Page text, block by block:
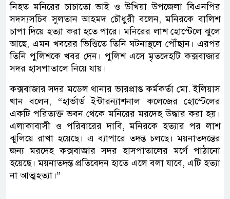
নিহত মনিরের চাচাতো ভাই ও উখিয়া উপজেলা বিএনপির
সদস্যসচিব সুলতান আহমদ চৌধুরী বলেন, মনিরকে বালিশ
চাপা দিয়ে হত্যা করা হতে পারে। মনিরের লাশ হোস্টেলে ঝুলে
আছে, এমন খবরের ভিত্তিতে তিনি ঘটনাস্থলে পৌঁছান। এরপর
তিনি পুলিশকে খবর দেন। পুলিশ এসে মৃতদেহটি কক্সবাজার
সদর হাসপাতালে নিয়ে যায়।
কক্সবাজার সদর মডেল থানার ভারপ্রাপ্ত কর্মকর্তা মো. ইলিয়াস
খান বলেন, “হার্ভার্ড ইন্টারন্যাশনাল কলেজের হোস্টেলের
একটি পরিত্যক্ত ভবন থেকে মনিরের মরদেহ উদ্ধার করা হয়।
এলাকাবাসী ও পরিবারের দাবি, মনিরকে হত্যার পর লাশ
ঝুলিয়ে রাখা হয়েছে। এ ব্যাপারে তদন্ত চলছে। ময়নাতদন্তের
জন্য মরদেহ কক্সবাজার সদর হাসপাতালের মর্গে পাঠানো
হয়েছে। ময়নাতদন্ত প্রতিবেদন হাতে এলে বলা যাবে, এটি হত্যা
না আত্মহত্যা।”